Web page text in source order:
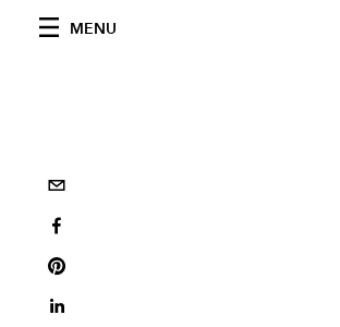
MENU